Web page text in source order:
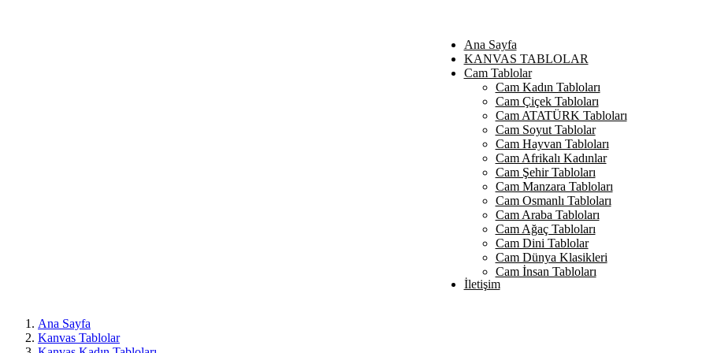
Ana Sayfa
KANVAS TABLOLAR
Cam Tablolar
Cam Kadın Tabloları
Cam Çiçek Tabloları
Cam ATATÜRK Tabloları
Cam Soyut Tablolar
Cam Hayvan Tabloları
Cam Afrikalı Kadınlar
Cam Şehir Tabloları
Cam Manzara Tabloları
Cam Osmanlı Tabloları
Cam Araba Tabloları
Cam Ağaç Tabloları
Cam Dini Tablolar
Cam Dünya Klasikleri
Cam İnsan Tabloları
İletişim
Ana Sayfa
Kanvas Tablolar